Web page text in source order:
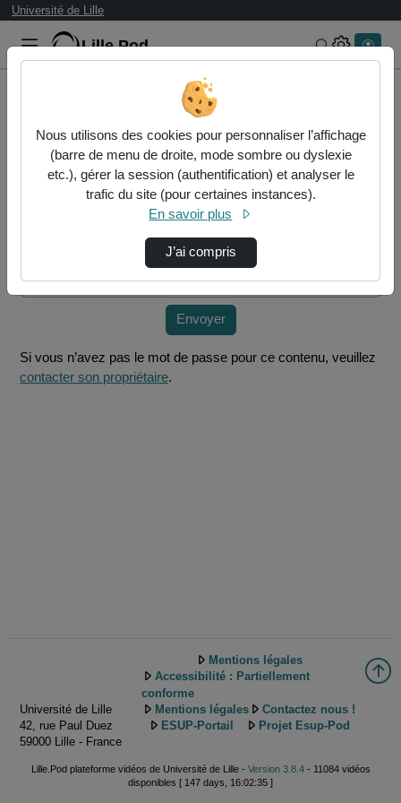
Université de Lille
Lille.Pod Rechercher
Groupe Clémence Nadira , Valentine , Edwin.m…
Mot de passe requis
Cette vidéo est protégée par un mot de passe, veuillez le
Envoyer
Si vous n’avez pas le mot de passe pour ce contenu, veuillez
contacter son propriétaire.
Université de Lille
42, rue Paul Duez
59000 Lille - France
Mentions légales
Accessibilité : Partiellement
conforme
Mentions légales
Contactez nous !
ESUP-Portail
Projet Esup-Pod
Lille.Pod plateforme vidéos de Université de Lille - Version 3.8.4- 11084 vidéos
disponibles [ 147 days, 16:02:35 ]
Nous utilisons des cookies pour personnaliser l’affichage
(barre de menu de droite, mode sombre ou dyslexie
etc.), gérer la session (authentification) et analyser le
trafic du site (pour certaines instances).
En savoir plus
J’ai compris